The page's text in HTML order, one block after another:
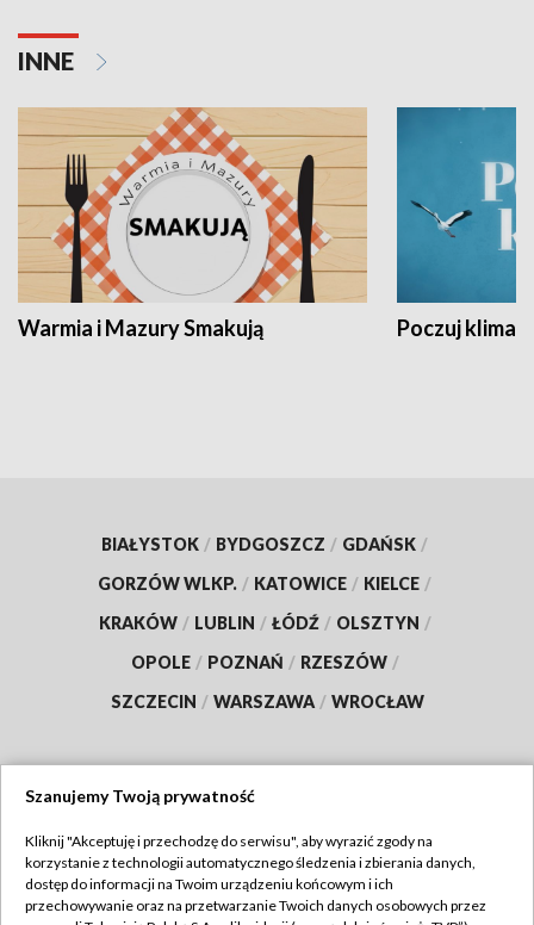
INNE
Warmia i Mazury Smakują Poczuj klimat
BIAŁYSTOK / BYDGOSZCZ / GDAŃSK /
GORZÓW WLKP. / KATOWICE / KIELCE /
KRAKÓW / LUBLIN / ŁÓDŹ / OLSZTYN /
OPOLE / POZNAŃ / RZESZÓW /
SZCZECIN / WARSZAWA / WROCŁAW
TVP
Abonament TVP
Regulamin TVP
Szanujemy Twoją prywatność
Kliknij "Akceptuję i przechodzę do serwisu", aby wyrazić zgody na
korzystanie z technologii automatycznego śledzenia i zbierania danych,
dostęp do informacji na Twoim urządzeniu końcowym i ich
przechowywanie oraz na przetwarzanie Twoich danych osobowych przez